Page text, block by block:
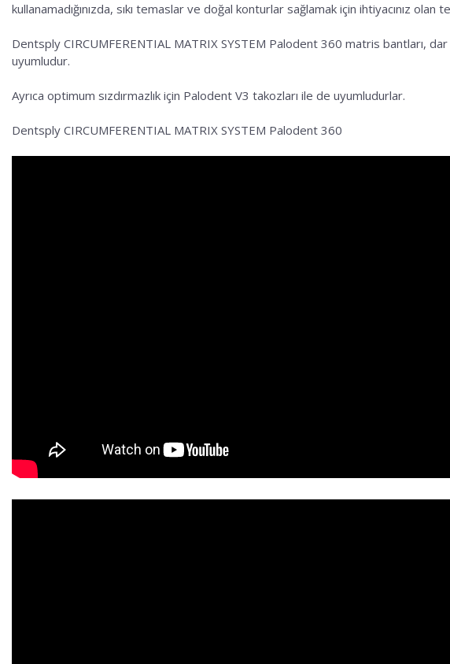
kullanamadığınızda, sıkı temaslar ve doğal konturlar sağlamak için ihtiyacınız olan
Dentsply CIRCUMFERENTIAL MATRIX SYSTEM Palodent 360 matris bantları,
uyumludur.
Ayrıca optimum sızdırmazlık için Palodent V3 takozları ile de uyumludurlar.
Dentsply CIRCUMFERENTIAL MATRIX SYSTEM Palodent 360